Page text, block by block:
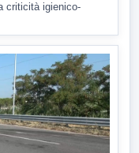
criticità igienico-